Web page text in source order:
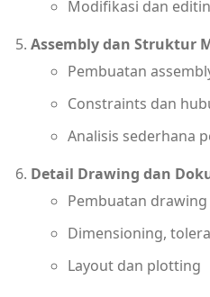
Modifikasi dan
Assembly dan Struktur
Pembuatan
Constraints dan
Analisis sederhana
Detail Drawing dan
Pembuatan
Dimensioning,
Layout dan plotting